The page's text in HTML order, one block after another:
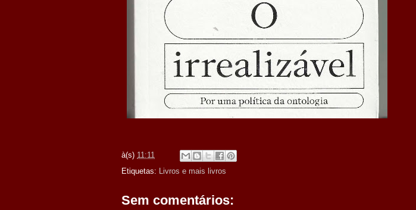
à(s) 11:11
Etiquetas: Livros e mais livros
Sem comentários: